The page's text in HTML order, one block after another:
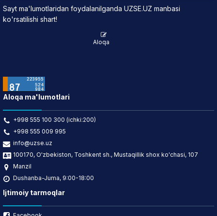
Sayt ma'lumotlaridan foydalanilganda UZSE.UZ manbasi
ko'rsatilishi shart!
Aloqa
Aloqa ma'lumotlari
+998 555 100 300 (ichki:200)
+998 555 009 995
info@uzse.uz
100170, O'zbekiston, Toshkent sh., Mustaqillik shox ko'chasi, 107
Manzil
Dushanba-Juma, 9:00-18:00
Ijtimoiy tarmoqlar